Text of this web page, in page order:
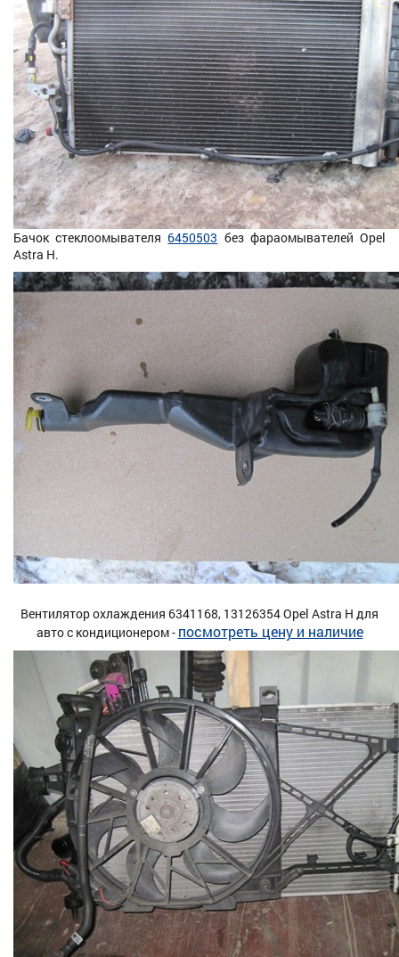
Бачок стеклоомывателя6450503 без фараомывателей Opel
Astra H.
Вентилятор охлаждения 6341168, 13126354 Opel Astra H для
авто с кондиционером - посмотреть цену и наличие